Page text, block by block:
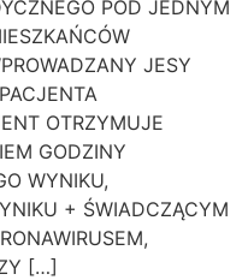
POD JEDNYM
JESY
OTRZYMUJE
GODZINY
WYNIKU,
+ ŚWIADCZĄCYM
[…]